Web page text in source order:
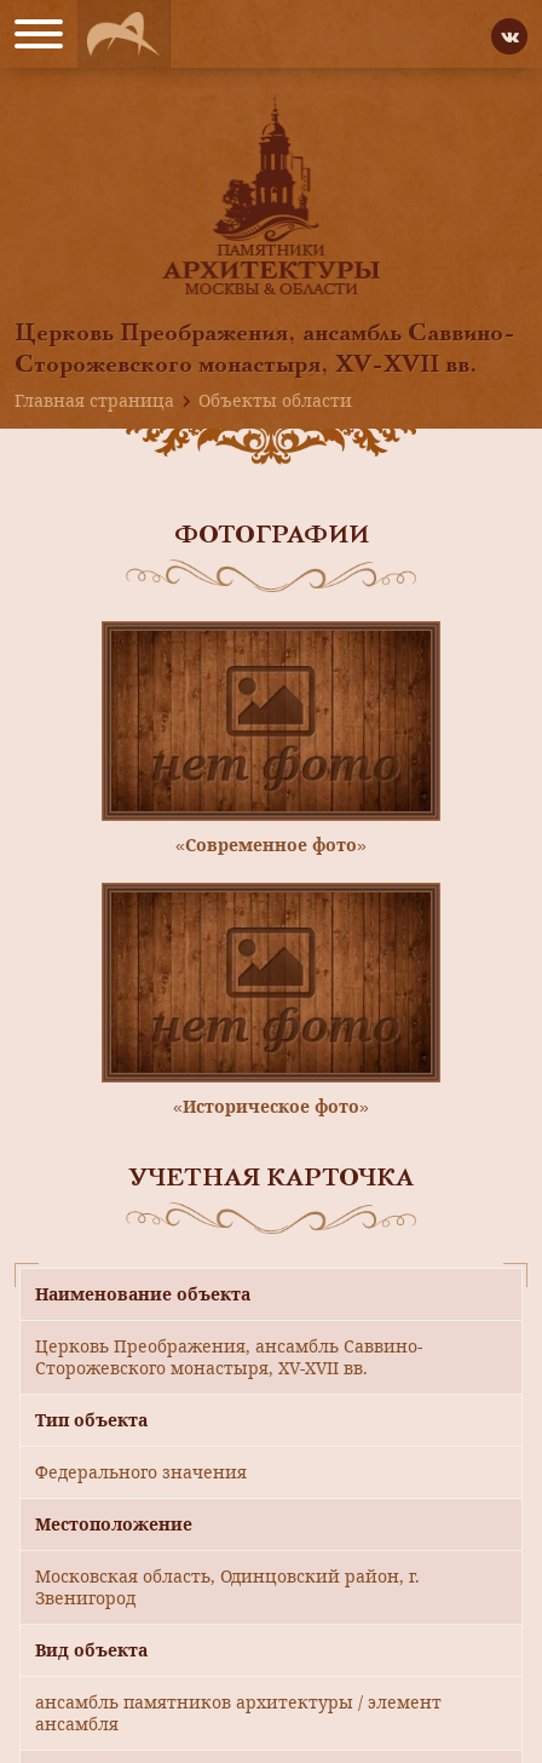
Церковь Преображения, ансамбль Саввино-
Сторожевского монастыря, ХV-ХVII вв.
Главная страница
Объекты области
ФОТОГРАФИИ
«Современное фото»
«Историческое фото»
УЧЕТНАЯ КАРТОЧКА
Наименование объекта
Церковь Преображения, ансамбль Саввино-
Сторожевского монастыря, ХV-ХVII вв.
Тип объекта
Федерального значения
Местоположение
Московская область, Одинцовский район, г.
Звенигород
Вид объекта
ансамбль памятников архитектуры / элемент
ансамбля